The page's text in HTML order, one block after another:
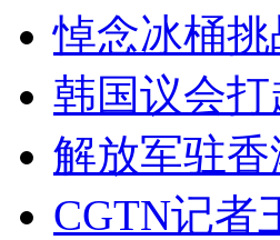
悼念冰桶
韩国议会
解放军驻
CGTN记者